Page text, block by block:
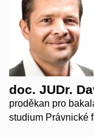
doc. JUDr.
proděkan pro
studium Právnické